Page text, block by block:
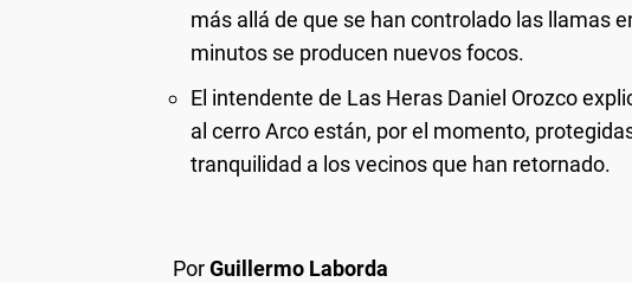
más allá de que se han controlado las llamas
minutos se producen nuevos focos.
El intendente de Las Heras Daniel Orozco
al cerro Arco están, por el momento,
tranquilidad a los vecinos que han retornado.
PorGuillermo Laborda